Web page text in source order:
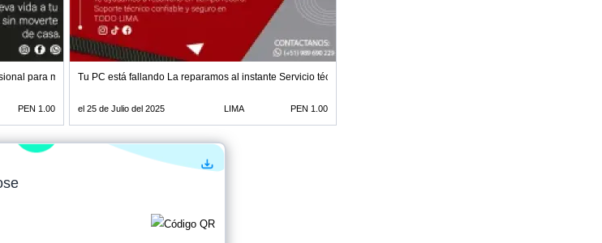
para máximo rendimiento
PEN 1.00
Tu PC está fallando La reparamos al instante Servicio técnico confiable
el 25 de Julio del 2025 LIMA PEN 1.00